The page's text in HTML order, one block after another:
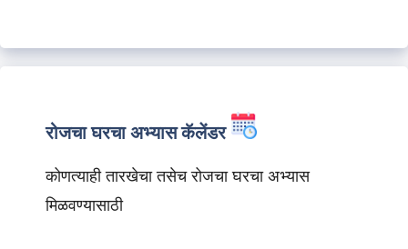
रोजचा घरचा अभ्यास कॅलेंडर
कोणत्याही तारखेचा तसेच रोजचा घरचा अभ्यास
मिळवण्यासाठी